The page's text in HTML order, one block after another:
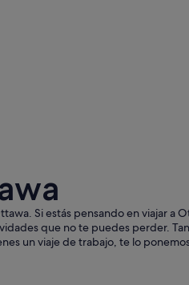
agujas y un parque cubierto de
Si estás pensando en viajar a
que no te puedes perder.
un viaje de trabajo, te lo